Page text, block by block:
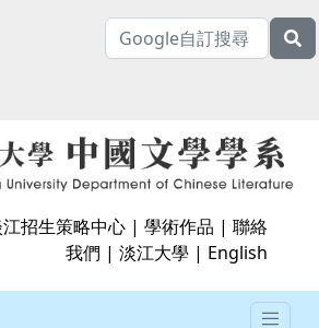
招生策略中心 |學術作品 |聯絡
我們 |淡江大學 | English